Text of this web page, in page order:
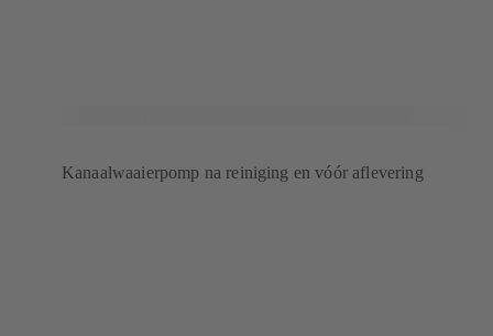
Kanaalwaaierpomp na reiniging en vóór aflevering